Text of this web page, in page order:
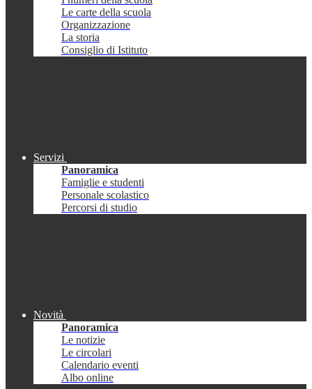
Le carte della scuola
Organizzazione
La storia
Consiglio di Istituto
Servizi
Panoramica
Famiglie e studenti
Personale scolastico
Percorsi di studio
Novità
Panoramica
Le notizie
Le circolari
Calendario eventi
Albo online